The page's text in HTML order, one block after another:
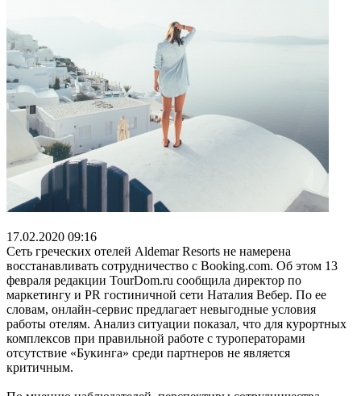
17.02.2020 09:16
Сеть греческих отелей Aldemar Resorts не намерена
восстанавливать сотрудничество с Booking.com. Об этом 13
февраля редакции TourDom.ru сообщила директор по
маркетингу и PR гостиничной сети Наталия Вебер. По ее
словам, онлайн-сервис предлагает невыгодные условия
работы отелям. Анализ ситуации показал, что для курортных
комплексов при правильной работе с туроператорами
отсутствие «Букинга» среди партнеров не является
критичным.